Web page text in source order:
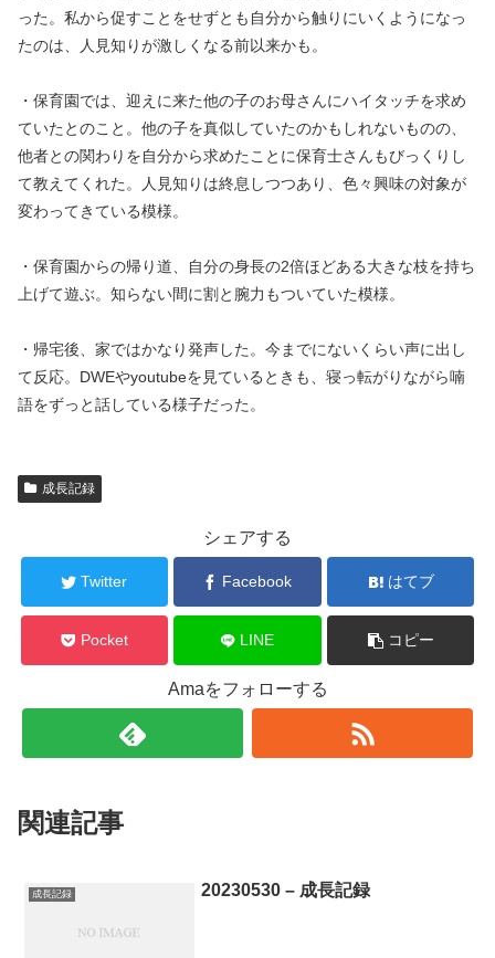
った。私から促すことをせずとも自分から触りにいくようになっ
たのは、人見知りが激しくなる前以来かも。
・保育園では、迎えに来た他の子のお母さんにハイタッチを求め
ていたとのこと。他の子を真似していたのかもしれないものの、
他者との関わりを自分から求めたことに保育士さんもびっくりし
て教えてくれた。人見知りは終息しつつあり、色々興味の対象が
変わってきている模様。
・保育園からの帰り道、自分の身長の2倍ほどある大きな枝を持ち
上げて遊ぶ。知らない間に割と腕力もついていた模様。
・帰宅後、家ではかなり発声した。今までにないくらい声に出し
て反応。DWEやyoutubeを見ているときも、寝っ転がりながら喃
語をずっと話している様子だった。
成長記録
シェアする
Twitter Facebook はてブ
Pocket LINE コピー
Amaをフォローする
関連記事
成長記録 20230530 – 成長記録